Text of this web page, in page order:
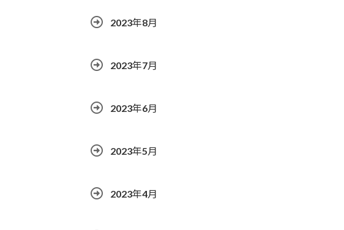
2023年8月
2023年7月
2023年6月
2023年5月
2023年4月